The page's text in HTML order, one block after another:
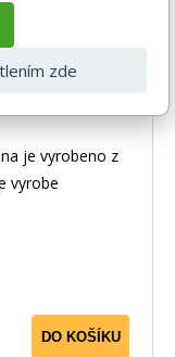
je vyrobeno z
vyrobe
DO KOŠÍKU
zde